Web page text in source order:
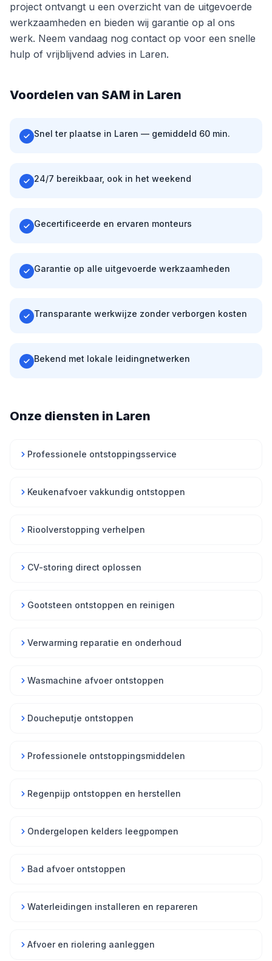
project ontvangt u een overzicht van de uitgevoerde
werkzaamheden en bieden wij garantie op al ons
werk. Neem vandaag nog contact op voor een snelle
hulp of vrijblijvend advies in Laren.
Voordelen van SAM in Laren
Snel ter plaatse in Laren — gemiddeld 60 min.
24/7 bereikbaar, ook in het weekend
Gecertificeerde en ervaren monteurs
Garantie op alle uitgevoerde werkzaamheden
Transparante werkwijze zonder verborgen kosten
Bekend met lokale leidingnetwerken
Onze diensten in Laren
Professionele ontstoppingsservice
Keukenafvoer vakkundig ontstoppen
Rioolverstopping verhelpen
CV-storing direct oplossen
Gootsteen ontstoppen en reinigen
Verwarming reparatie en onderhoud
Wasmachine afvoer ontstoppen
Doucheputje ontstoppen
Professionele ontstoppingsmiddelen
Regenpijp ontstoppen en herstellen
Ondergelopen kelders leegpompen
Bad afvoer ontstoppen
Waterleidingen installeren en repareren
Afvoer en riolering aanleggen